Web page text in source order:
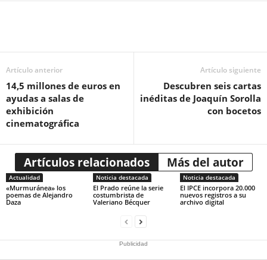
Artículo anterior
14,5 millones de euros en
ayudas a salas de
exhibición
cinematográfica
Artículo siguiente
Descubren seis cartas
inéditas de Joaquín Sorolla
con bocetos
Artículos relacionados Más del autor
Actualidad
«Murmuránea» los
poemas de Alejandro
Daza
Noticia destacada
El Prado reúne la serie
costumbrista de
Valeriano Bécquer
Noticia destacada
El IPCE incorpora 20.000
nuevos registros a su
archivo digital
Publicidad